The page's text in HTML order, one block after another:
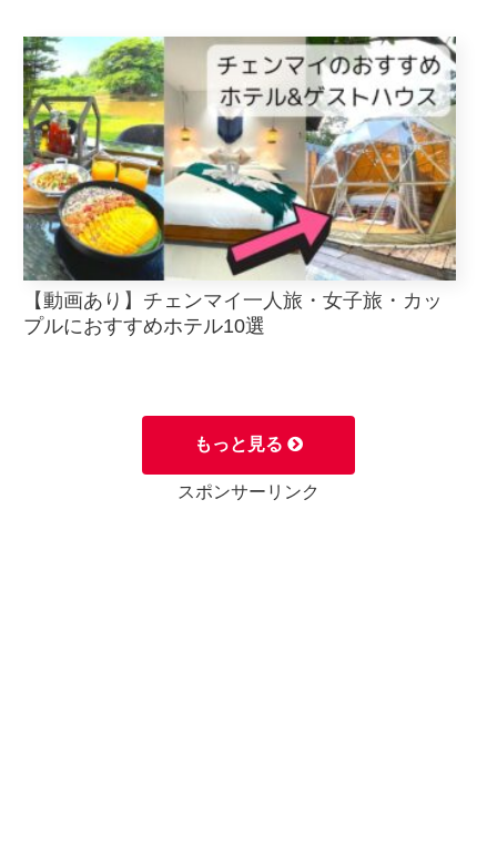
【動画あり】チェンマイ一人旅・女子旅・カッ
プルにおすすめホテル10選
もっと見る
スポンサーリンク